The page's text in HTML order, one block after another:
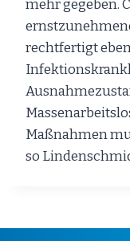
mehr gegeben.
rechtfertigt
Maßnahmen
so